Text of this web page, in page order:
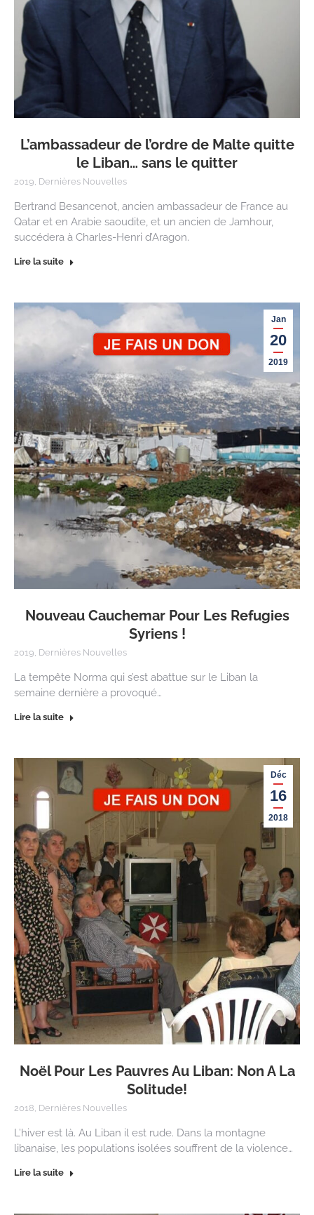
L’ambassadeur de l’ordre de Malte quitte
le Liban… sans le quitter
2019, Dernières Nouvelles
Bertrand Besancenot, ancien ambassadeur de France au
Qatar et en Arabie saoudite, et un ancien de Jamhour,
succédera à Charles-Henri d’Aragon.
Lire la suite
Jan
20
2019
Nouveau Cauchemar Pour Les Refugies
Syriens !
2019, Dernières Nouvelles
La tempête Norma qui s’est abattue sur le Liban la
semaine dernière a provoqué…
Lire la suite
Déc
16
2018
Noël Pour Les Pauvres Au Liban: Non A La
Solitude!
2018, Dernières Nouvelles
L’hiver est là. Au Liban il est rude. Dans la montagne
libanaise, les populations isolées souffrent de la violence…
Lire la suite